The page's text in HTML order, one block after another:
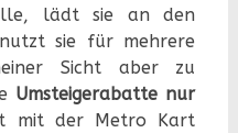
lädt sie an den
sie für mehrere
Sicht aber zu
Umsteigerabatte nur
mit der Metro Kart